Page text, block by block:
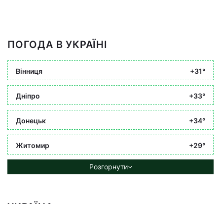
ПОГОДА В УКРАЇНІ
Вінниця +31°
Дніпро +33°
Донецьк +34°
Житомир +29°
Розгорнути